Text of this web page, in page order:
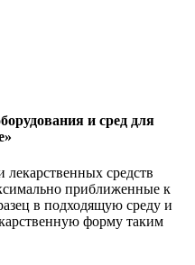
и сред для
лекарственных средств
приближенные к
в подходящую среду и
форму таким